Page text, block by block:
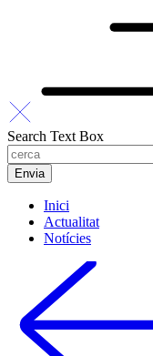
Search Text Box
Inici
Actualitat
Notícies